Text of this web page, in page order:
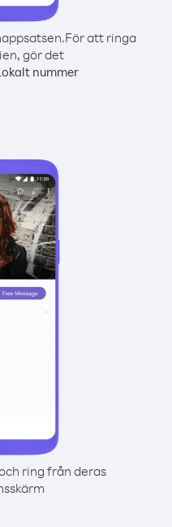
För att ringa
gör det
nummer
ring från deras